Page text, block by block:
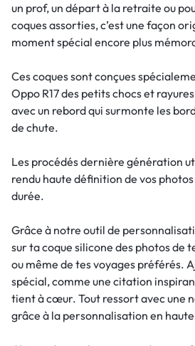
un prof, un départ à la retraite ou
coques assorties, c’est une façon
moment spécial encore plus
Ces coques sont conçues
Oppo R17 des petits chocs et
avec un rebord qui surmonte les
de chute.
Les procédés dernière génération
rendu haute définition de vos
durée.
Grâce à notre outil de
sur ta coque silicone des photos de
ou même de tes voyages préférés.
spécial, comme une citation
tient à cœur. Tout ressort avec une
grâce à la personnalisation en